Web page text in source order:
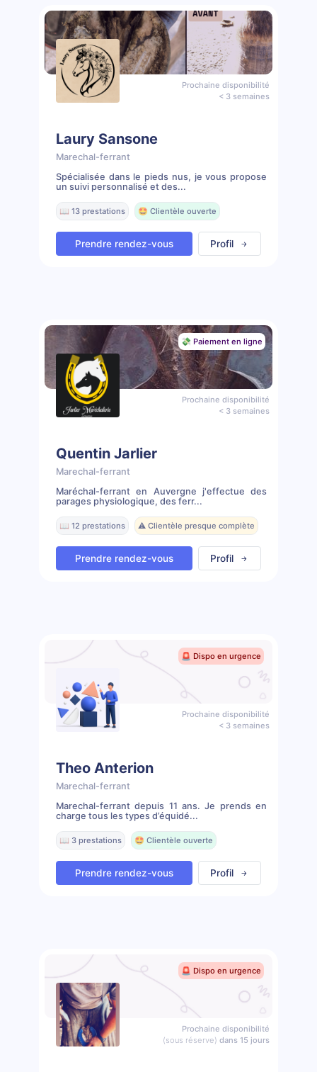
Prochaine disponibilité
< 3 semaines
Laury Sansone
Marechal-ferrant
Spécialisée dans le pieds nus, je vous propose
un suivi personnalisé et des...
📖 13 prestations 🤩 Clientèle ouverte
Prendre rendez-vous Profil
💸 Paiement en ligne
Prochaine disponibilité
< 3 semaines
Quentin Jarlier
Marechal-ferrant
Maréchal-ferrant en Auvergne j'effectue des
parages physiologique, des ferr...
📖 12 prestations ⚠️ Clientèle presque complète
Prendre rendez-vous Profil
🚨 Dispo en urgence
Prochaine disponibilité
< 3 semaines
Theo Anterion
Marechal-ferrant
Marechal-ferrant depuis 11 ans. Je prends en
charge tous les types d’équidé...
📖 3 prestations 🤩 Clientèle ouverte
Prendre rendez-vous Profil
🚨 Dispo en urgence
Prochaine disponibilité
(sous réserve) dans 15 jours